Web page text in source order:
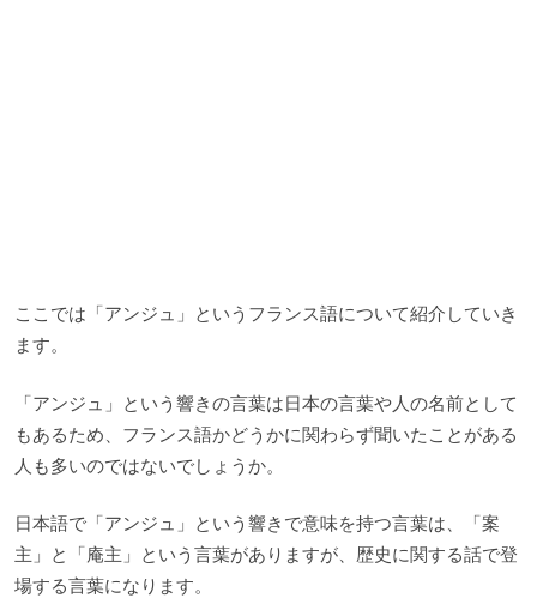
ここでは「アンジュ」というフランス語について紹介していき
ます。
「アンジュ」という響きの言葉は日本の言葉や人の名前として
もあるため、フランス語かどうかに関わらず聞いたことがある
人も多いのではないでしょうか。
日本語で「アンジュ」という響きで意味を持つ言葉は、「案
主」と「庵主」という言葉がありますが、歴史に関する話で登
場する言葉になります。